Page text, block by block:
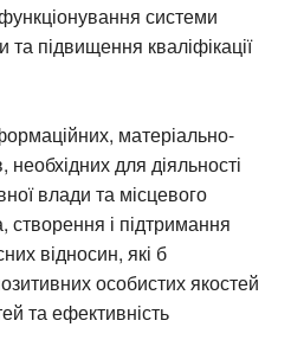
системи
та підвищення кваліфікації
матеріально-
для діяльності
влади та місцевого
і підтримання
відносин, які б
особистих якостей
та ефективність